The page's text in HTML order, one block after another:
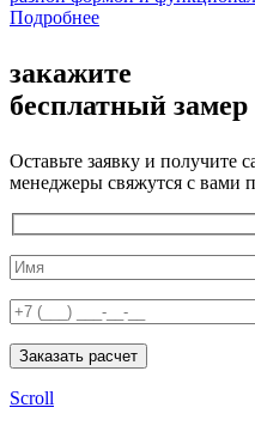
Подробнее
закажите
бесплатный замер
Оставьте заявку и
менеджеры свяжутся с вами
Заказать расчет
Scroll